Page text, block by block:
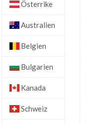
Österrike
Australien
Belgien
Bulgarien
Kanada
Schweiz